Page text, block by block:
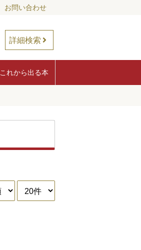
お問い合わせ
詳細検索
これから出る本